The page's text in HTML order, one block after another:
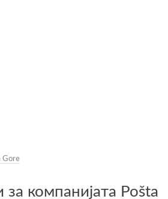
Gore
компанијата Pošta